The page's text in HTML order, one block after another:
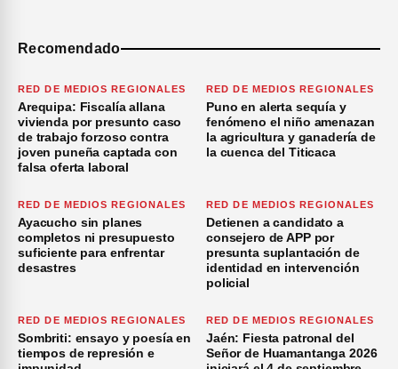
Recomendado
RED DE MEDIOS REGIONALES
Arequipa: Fiscalía allana
vivienda por presunto caso
de trabajo forzoso contra
joven puneña captada con
falsa oferta laboral
RED DE MEDIOS REGIONALES
Puno en alerta sequía y
fenómeno el niño amenazan
la agricultura y ganadería de
la cuenca del Titicaca
RED DE MEDIOS REGIONALES
Ayacucho sin planes
completos ni presupuesto
suficiente para enfrentar
desastres
RED DE MEDIOS REGIONALES
Detienen a candidato a
consejero de APP por
presunta suplantación de
identidad en intervención
policial
RED DE MEDIOS REGIONALES
Sombriti: ensayo y poesía en
tiempos de represión e
RED DE MEDIOS REGIONALES
Jaén: Fiesta patronal del
Señor de Huamantanga 2026